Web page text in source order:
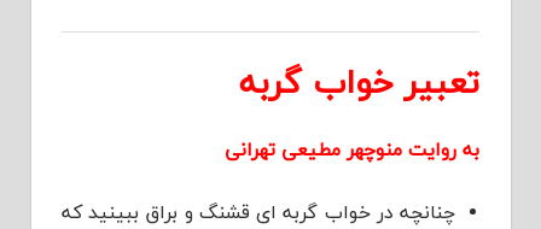
تعبیر خواب گربه
به روایت منوچهر مطیعی تهرانی
چنانچه در خواب گربه ای قشنگ و براق ببینید که